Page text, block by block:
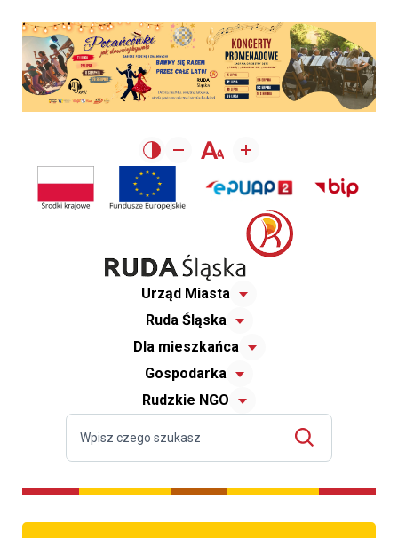
Urząd Miasta
Ruda Śląska
Dla mieszkańca
Gospodarka
Rudzkie NGO